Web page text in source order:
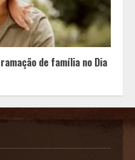
de família no Dia